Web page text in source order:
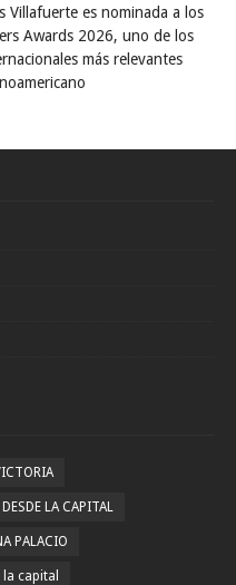
Villafuerte es nominada a los
Awards 2026, uno de los
más relevantes
LA CAPITAL
PALACIO
la capital